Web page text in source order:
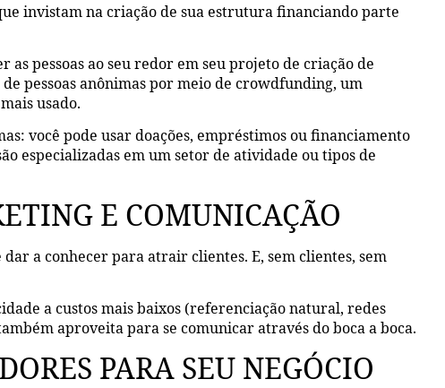
invistam na criação de sua estrutura financiando parte
pessoas ao seu redor em seu projeto de criação de
pessoas anônimas por meio de crowdfunding, um
usado.
você pode usar doações, empréstimos ou financiamento
especializadas em um setor de atividade ou tipos de
E COMUNICAÇÃO
a conhecer para atrair clientes. E, sem clientes, sem
a custos mais baixos (referenciação natural, redes
aproveita para se comunicar através do boca a boca.
PARA SEU NEGÓCIO